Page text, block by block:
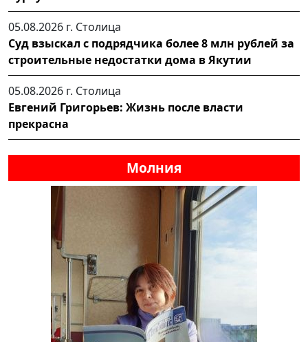
05.08.2026 г. Столица
Суд взыскал с подрядчика более 8 млн рублей за
строительные недостатки дома в Якутии
05.08.2026 г. Столица
Евгений Григорьев: Жизнь после власти
прекрасна
Молния